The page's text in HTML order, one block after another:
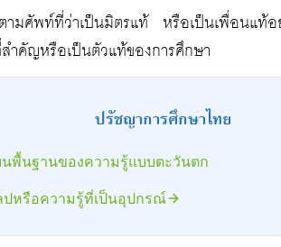
ศัพท์ที่ว่าเป็นมิตรแท้ หรือเป็นเพื่อนแท้อ
คัญหรือเป็นตัวแท้ของการศึกษา
ปรัชญาการศึกษาไทย
พื้นฐานของความรู้แบบตะวันตก
หรือความรู้ที่เป็นอุปกรณ์